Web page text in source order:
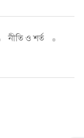
নীতি ও শর্ত